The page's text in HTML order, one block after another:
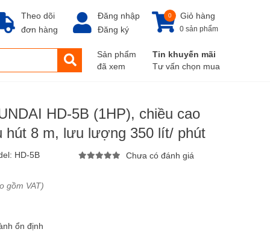
Theo dõi
đơn hàng
Đăng nhập
Đăng ký
Giỏ hàng
0
0 sản phẩm
Sản phẩm
đã xem
Tin khuyến mãi
Tư vấn chọn mua
HD-5B (1HP), chiều cao
hút 8 m, lưu lượng 350 lít/ phút
HD-5B Chưa có đánh giá
gồm VAT)
ổn định